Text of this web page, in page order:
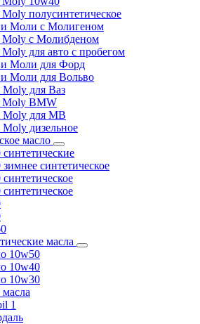
полусинтетическое
Моли с Молигеном
с Молибденом
для авто с пробегом
Моли для Форд
Моли для Вольво
для Ваз
Moly BMW
для MB
дизельное
масло
синтетическое
масла
10w50
10w40
10w30
1